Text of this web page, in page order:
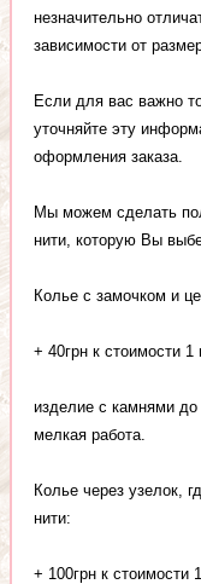
незначительно
зависимости от
Если для вас важно
уточняйте эту
оформления заказа.
Мы можем сделать
нити, которую Вы
Колье с замочком и
+ 40грн к стоимости
изделие с камнями до
мелкая работа.
Колье через узелок,
нити:
+ 100грн к стоимости